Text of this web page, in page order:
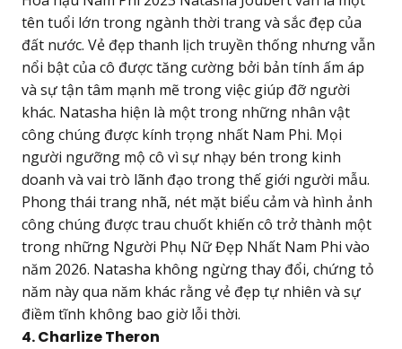
tên tuổi lớn trong ngành thời trang và sắc đẹp của
đất nước. Vẻ đẹp thanh lịch truyền thống nhưng vẫn
nổi bật của cô được tăng cường bởi bản tính ấm áp
và sự tận tâm mạnh mẽ trong việc giúp đỡ người
khác. Natasha hiện là một trong những nhân vật
công chúng được kính trọng nhất Nam Phi. Mọi
người ngưỡng mộ cô vì sự nhạy bén trong kinh
doanh và vai trò lãnh đạo trong thế giới người mẫu.
Phong thái trang nhã, nét mặt biểu cảm và hình ảnh
công chúng được trau chuốt khiến cô trở thành một
trong những Người Phụ Nữ Đẹp Nhất Nam Phi vào
năm 2026. Natasha không ngừng thay đổi, chứng tỏ
năm này qua năm khác rằng vẻ đẹp tự nhiên và sự
điềm tĩnh không bao giờ lỗi thời.
4. Charlize Theron